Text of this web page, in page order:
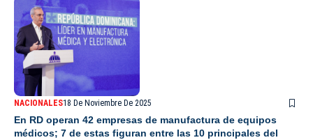
NACIONALES18 De Noviembre De 2025
En RD operan 42 empresas de manufactura de equipos
médicos; 7 de estas figuran entre las 10 principales del